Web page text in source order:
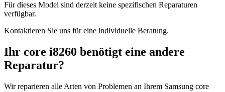
Für dieses Model sind derzeit keine spezifischen Reparaturen
verfügbar.
Kontaktieren Sie uns für eine individuelle Beratung.
Ihr core i8260 benötigt eine andere
Reparatur?
Wir reparieren alle Arten von Problemen an Ihrem Samsung core